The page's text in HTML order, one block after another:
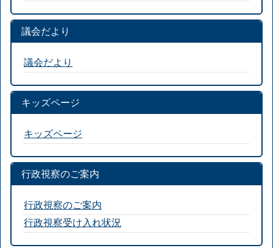
議会だより
議会だより
キッズページ
キッズページ
行政視察のご案内
行政視察のご案内
行政視察受け入れ状況